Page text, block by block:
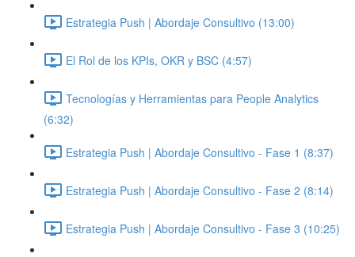
Estrategia Push | Abordaje Consultivo (13:00)
El Rol de los KPIs, OKR y BSC (4:57)
Tecnologías y Herramientas para People Analytics
(6:32)
Estrategia Push | Abordaje Consultivo - Fase 1 (8:37)
Estrategia Push | Abordaje Consultivo - Fase 2 (8:14)
Estrategia Push | Abordaje Consultivo - Fase 3 (10:25)